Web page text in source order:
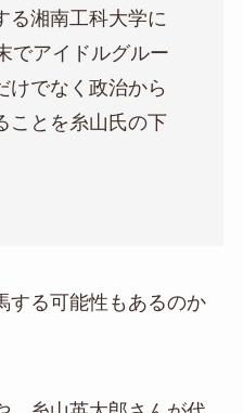
る湘南工科大学に
でアイドルグルー
けでなく政治から
ことを糸山氏の下
する可能性もあるのか